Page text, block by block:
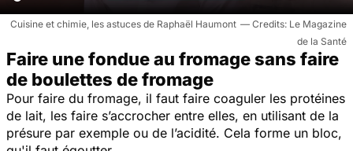
Cuisine et chimie, les astuces de Raphaël Haumont
Le Magazine
de la Santé
Faire une fondue au fromage sans faire
de boulettes de fromage
Pour faire du fromage, il faut faire coaguler les protéines
de lait, les faire s’accrocher entre elles, en utilisant de la
présure par exemple ou de l’acidité. Cela forme un bloc,